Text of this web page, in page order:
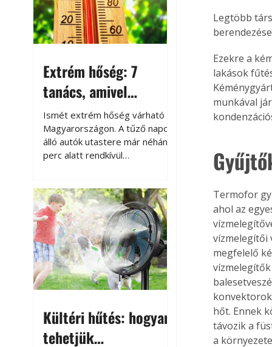
Extrém hőség: 7
tanács, amivel
megóvhatjuk
autónkat a nyári
károktól
Ismét extrém hőség várható
Magyarországon. A tűző napon
álló autók utastere már néhány
perc alatt rendkívül
megközelítheti. Ez nemcsak a
beszállást teszi kellemetlenné,
hanem az autó állapotára és a
benne hagyott tárgyakra is
káros hatással lehet. Néhány
egyszerű óvintézkedéssel
azonban jelentősen
csökkenthetjük a hőség káros
Kültéri hűtés: hogyan
tehetjük
Legtöbb
Ezekre a
lakások
munkával
Termofor
ahol az
vízmelegítői
megfelelő
hőt. Ennek
távozik a
a